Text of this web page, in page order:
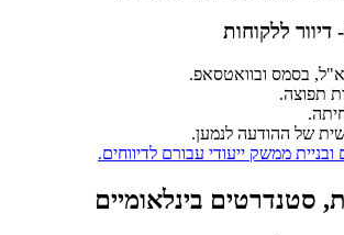
בסמס ובוואטסאפ.
תפוצה.
של ההודעה לנמען.
ובניית ממשק ייעודי עבורם לדיווחים.
סטנדרטים בינלאומיים